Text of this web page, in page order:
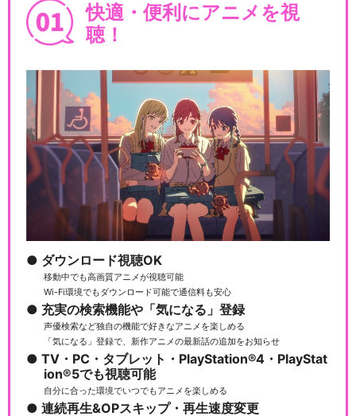
快適・便利にアニメを視
聴！
ダウンロード視聴OK
移動中でも高画質アニメが視聴可能
Wi-Fi環境でもダウンロード可能で通信料も安心
充実の検索機能や「気になる」登録
声優検索など独自の機能で好きなアニメを楽しめる
「気になる」登録で、新作アニメの最新話の追加をお知らせ
TV・PC・タブレット・PlayStation®4・PlayStat
ion®5でも視聴可能
自分に合った環境でいつでもアニメを楽しめる
連続再生&OPスキップ・再生速度変更